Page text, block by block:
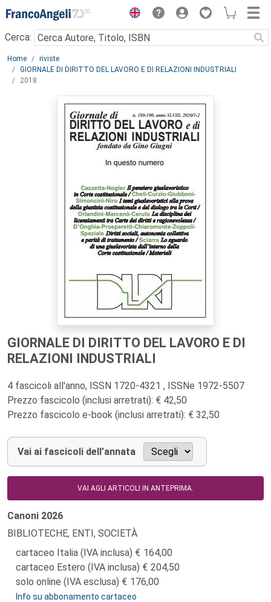
Menu
Cerca:
Main content
Home
riviste
GIORNALE DI DIRITTO DEL LAVORO E DI RELAZIONI INDUSTRIALI
2018
GIORNALE DI DIRITTO DEL LAVORO E DI
RELAZIONI INDUSTRIALI
4 fascicoli all'anno, ISSN 1720-4321 , ISSNe 1972-5507
Prezzo fascicolo (inclusi arretrati): € 42,50
Prezzo fascicolo e-book (inclusi arretrati): € 32,50
Vai ai fascicoli dell’annata
VAI AGLI ARTICOLI IN ANTEPRIMA.
Canoni 2026
BIBLIOTECHE, ENTI, SOCIETÀ
cartaceo Italia (IVA inclusa)
164,00
cartaceo Estero (IVA inclusa)
204,50
solo online (IVA esclusa)
176,00
Info su abbonamento cartaceo